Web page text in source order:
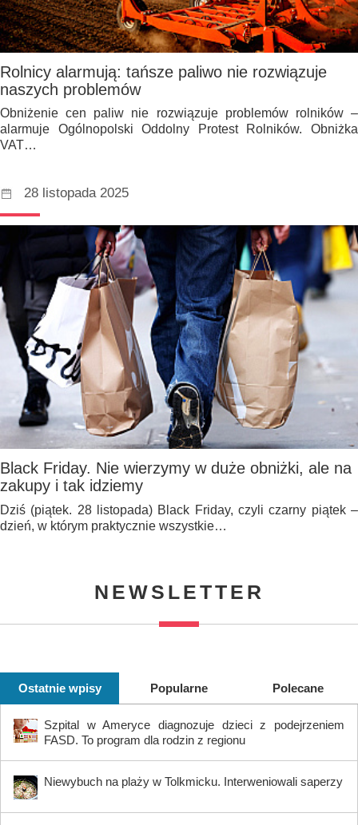
Rolnicy alarmują: tańsze paliwo nie rozwiązuje
naszych problemów
Obniżenie cen paliw nie rozwiązuje problemów rolników –
alarmuje Ogólnopolski Oddolny Protest Rolników. Obniżka
VAT…
28 listopada 2025
Black Friday. Nie wierzymy w duże obniżki, ale na
zakupy i tak idziemy
Dziś (piątek. 28 listopada) Black Friday, czyli czarny piątek –
dzień, w którym praktycznie wszystkie…
NEWSLETTER
Ostatnie wpisy Popularne Polecane
Szpital w Ameryce diagnozuje dzieci z podejrzeniem
FASD. To program dla rodzin z regionu
Niewybuch na plaży w Tolkmicku. Interweniowali saperzy